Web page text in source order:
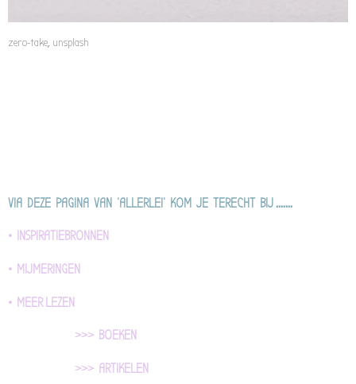
zero-take, unsplash
VIA DEZE PAGINA VAN 'ALLERLEI' KOM JE TERECHT BIJ .......
• INSPIRATIEBRONNEN
• MIJMERINGEN
• MEER LEZEN
>>> BOEKEN
>>> ARTIKELEN